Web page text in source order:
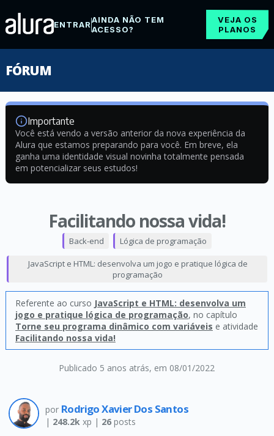
ENTRARAINDA NÃO TEM
ACESSO?
VEJA OS
PLANOS
FÓRUM
Importante
Você está vendo a versão anterior da nova experiência da
Alura que estamos preparando para você. Em breve, ela
ganha uma identidade visual novinha totalmente pensada
em potencializar seus estudos!
Facilitando nossa vida!
Publicado 5 anos atrás, em 08/01/2022
Back-end Lógica de programação
JavaScript e HTML: desenvolva um jogo e pratique lógica de
programação
Referente ao curso JavaScript e HTML: desenvolva um
jogo e pratique lógica de programação, no capítulo
Torne seu programa dinâmico com variáveis e atividade
Facilitando nossa vida!
por Rodrigo Xavier Dos Santos
| 248.2kxp | 26posts